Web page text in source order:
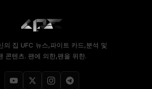
의 집 UFC 뉴스,파이트 카드,분석 및
콘텐츠. 팬에 의한,팬을 위한.